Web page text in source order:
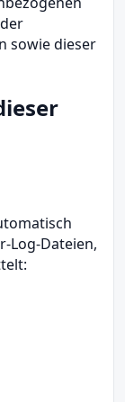
sowie dieser
Log-Dateien,